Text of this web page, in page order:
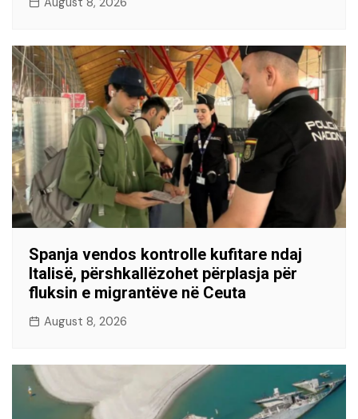
Spanja vendos kontrolle kufitare ndaj
Italisë, përshkallëzohet përplasja për
fluksin e migrantëve në Ceuta
August 8, 2026